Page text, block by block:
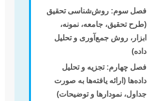
فصل سوم: روش‌شناسی تحقیق
(طرح تحقیق، جامعه، نمونه،
ابزار، روش جمع‌آوری و تحلیل
داده)
فصل چهارم: تجزیه و تحلیل
داده‌ها (ارائه یافته‌ها به صورت
جداول، نمودارها و توضیحات)